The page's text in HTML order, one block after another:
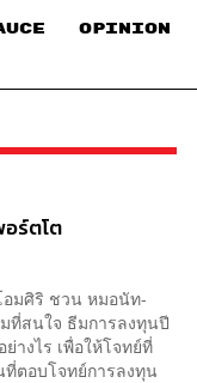
OPINION
อร์ตโต
อมศิริ ชวน หมอนัท-
ที่สนใจ ธีมการลงทุนปี
างไร เพื่อให้โจทย์ที่
ตอบโจทย์การลงทุน